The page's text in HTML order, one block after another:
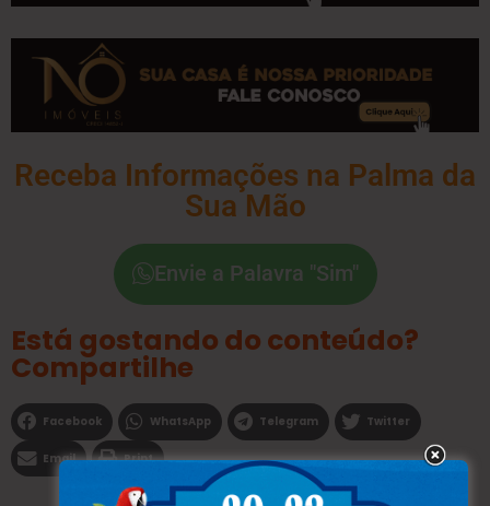
Receba Informações na Palma da
Sua Mão
Envie a Palavra "Sim"
Está gostando do conteúdo?
Compartilhe
Facebook WhatsApp Telegram Twitter
Email Print